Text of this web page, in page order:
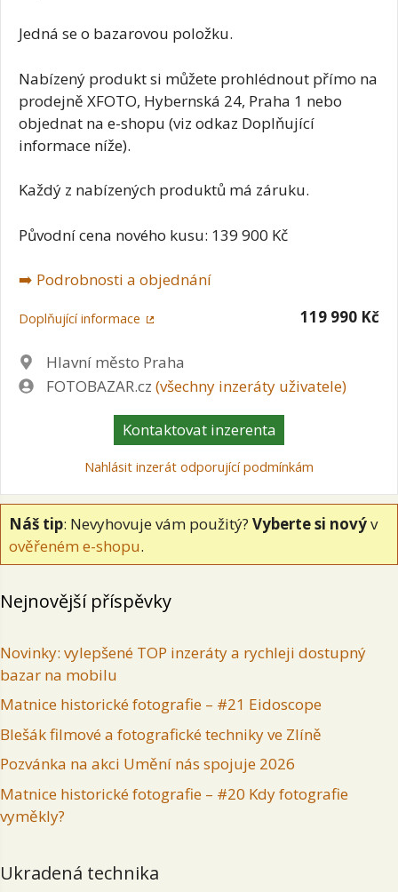
Jedná se o bazarovou položku.
Nabízený produkt si můžete prohlédnout přímo na
prodejně XFOTO, Hybernská 24, Praha 1 nebo
objednat na e-shopu (viz odkaz Doplňující
informace níže).
Každý z nabízených produktů má záruku.
Původní cena nového kusu: 139 900 Kč
➡️ Podrobnosti a objednání
Doplňující informace 119 990 Kč
Lokalita
Hlavní město Praha
Zadavatel
FOTOBAZAR.cz (všechny inzeráty uživatele)
Kontaktovat inzerenta
Nahlásit inzerát odporující podmínkám
Náš tip: Nevyhovuje vám použitý? Vyberte si novýv
ověřeném e-shopu.
Nejnovější příspěvky
Novinky: vylepšené TOP inzeráty a rychleji dostupný
bazar na mobilu
Matnice historické fotografie – #21 Eidoscope
Blešák filmové a fotografické techniky ve Zlíně
Pozvánka na akci Umění nás spojuje 2026
Matnice historické fotografie – #20 Kdy fotografie
vyměkly?
Ukradená technika